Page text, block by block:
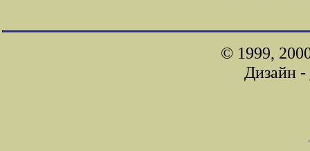
© 1999,
Дизайн -